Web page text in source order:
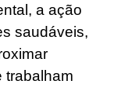
a ação
saudáveis,
trabalham